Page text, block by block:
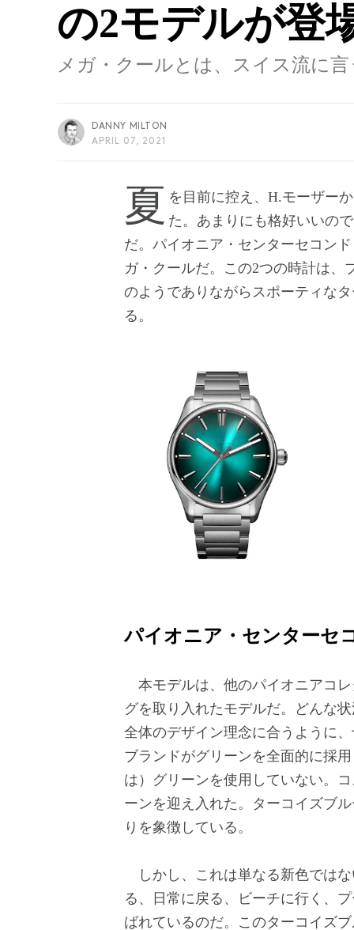
の2モデルが登
メガ・クールとは、スイス流に
DANNY MILTON
APRIL 07, 2021
夏を目前に控え、H.モーザーからこの季節にぴったりのクールな時計が登場し た。あまりにも格好いいの
だ。パイオニア・センターセコン
ガ・クールだ。この2つの時計は、
のようでありながらスポーティな
る。
パイオニア・センターセ
本モデルは、他のパイオニアコ
グを取り入れたモデルだ。どんな
全体のデザイン理念に合うように
ブランドがグリーンを全面的に採
は）グリーンを使用していない。
ーンを迎え入れた。ターコイズブ
りを象徴している。
しかし、これは単なる新色では
る、日常に戻る、ビーチに行く、
ばれているのだ。このターコイズ